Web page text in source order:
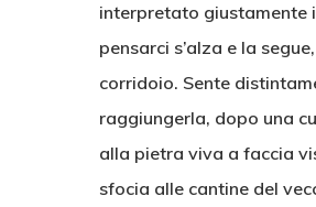
interpretato giustamente
pensarci s’alza e la
corridoio. Sente
raggiungerla, dopo una
alla pietra viva a faccia
sfocia alle cantine del